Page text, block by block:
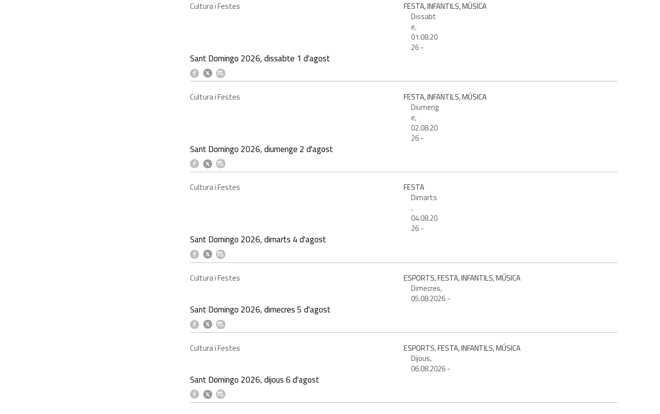
Cultura i Festes
FESTA, INFANTILS, MÚSICA
Dissabt
e,
01.08.20
26-
Sant Domingo 2026, dissabte 1 d'agost
Cultura i Festes
FESTA, INFANTILS, MÚSICA
Diumeng
e,
02.08.20
26-
Sant Domingo 2026, diumenge 2 d'agost
Cultura i Festes
FESTA
Dimarts
,
04.08.20
26-
Sant Domingo 2026, dimarts 4 d'agost
Cultura i Festes
ESPORTS, FESTA, INFANTILS, MÚSICA
Dimecres,
05.08.2026-
Sant Domingo 2026, dimecres 5 d'agost
Cultura i Festes
ESPORTS, FESTA, INFANTILS, MÚSICA
Dijous,
06.08.2026-
Sant Domingo 2026, dijous 6 d'agost